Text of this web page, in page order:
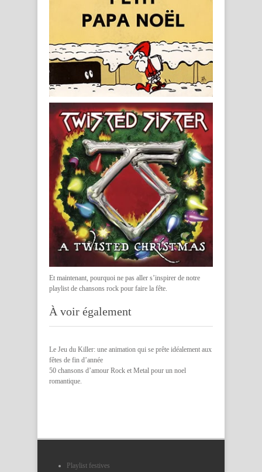
Et maintenant, pourquoi ne pas aller s’inspirer de notre
playlist de chansons rock pour faire la fête.
À voir également
Le Jeu du Killer: une animation qui se prête idéalement aux
fêtes de fin d’année
50 chansons d’amour Rock et Metal pour un noel
romantique.
Playlist festives